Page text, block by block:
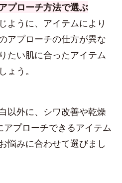
プローチ方法で選ぶ
ように、アイテムにより
アプローチの仕方が異な
たい肌に合ったアイテム
ょう。
以外に、シワ改善や乾燥
プローチできるアイテム
悩みに合わせて選びまし